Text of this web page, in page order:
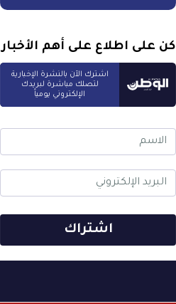
كن على اطلاع على أهم الأخبار
اشترك الآن بالنشرة الإخبارية
لتصلك مباشرة لبريدك
الإلكتروني يومياً
اشتراك